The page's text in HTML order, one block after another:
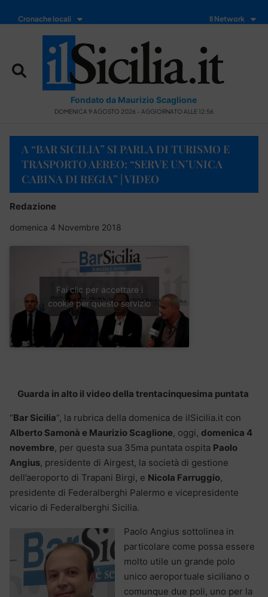
Cronache locali Il Network
Fondato da Maurizio Scaglione
DOMENICA 9 AGOSTO 2026 - AGGIORNATO ALLE 12:56
A “BAR SICILIA” SI PARLA DI TURISMO E
TRASPORTO AEREO: “SERVE UN’UNICA
CABINA DI REGIA” | VIDEO
Redazione
domenica 4 Novembre 2018
Fai clic per accettare i
cookie per questo servizio
Guarda in alto il video della trentacinquesima puntata
“Bar Sicilia“, la rubrica della domenica de ilSicilia.it con
Alberto Samonà e Maurizio Scaglione, oggi, domenica 4
novembre, per questa sua 35ma puntata ospita Paolo
Angius, presidente di Airgest, la società di gestione
dell’aeroporto di Trapani Birgi, e Nicola Farruggio,
presidente di Federalberghi Palermo e vicepresidente
vicario di Federalberghi Sicilia.
Paolo Angius sottolinea in
particolare come possa essere
molto utile un grande polo
unico aeroportuale siciliano o
comunque due poli, uno per la